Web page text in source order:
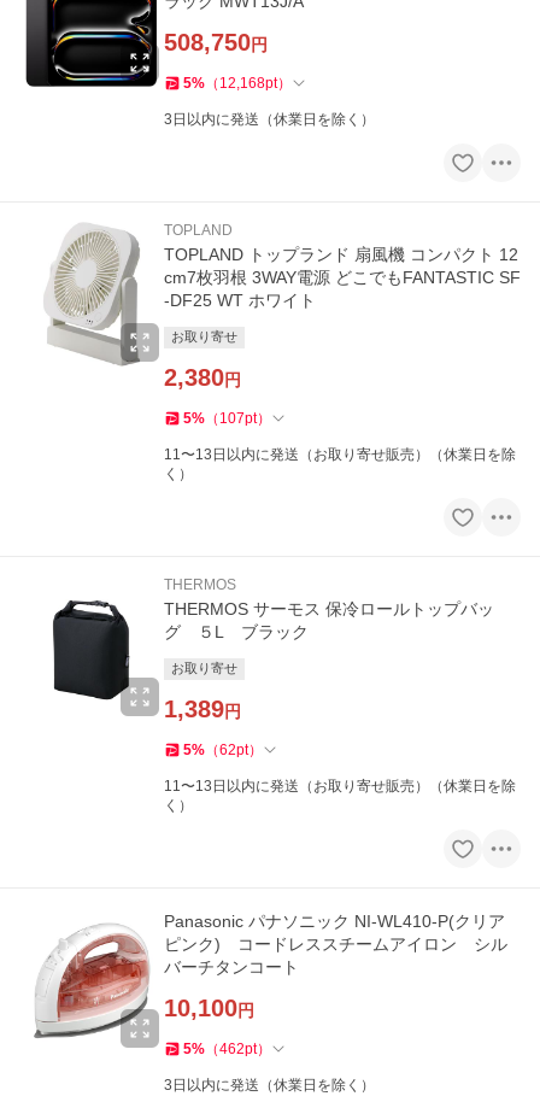
508,750円
5% （ 12,168pt）
3日以内に発送（休業日を除く）
TOPLAND
TOPLAND トップランド 扇風機 コンパクト 12
cm7枚羽根 3WAY電源 どこでもFANTASTIC SF
-DF25 WT ホワイト
お取り寄せ
2,380円
5% （ 107pt）
11〜13日以内に発送（お取り寄せ販売）（休業日を除
く）
THERMOS
THERMOS サーモス 保冷ロールトップバッ
グ ５L ブラック
お取り寄せ
1,389円
5% （62pt）
11〜13日以内に発送（お取り寄せ販売）（休業日を除
く）
Panasonic パナソニック NI-WL410-P(クリア
ピンク) コードレススチームアイロン シル
バーチタンコート
10,100円
5% （462pt）
3日以内に発送（休業日を除く）